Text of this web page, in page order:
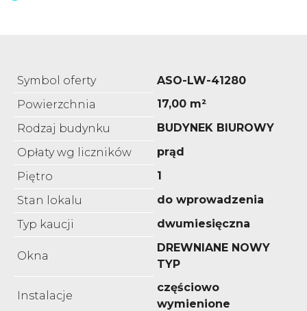
Symbol oferty
ASO-LW-41280
Powierzchnia
17,00 m²
Rodzaj budynku
BUDYNEK BIUROWY
Opłaty wg liczników
prąd
Piętro
1
Stan lokalu
do wprowadzenia
Typ kaucji
dwumiesięczna
Okna
DREWNIANE NOWY
TYP
Instalacje
częściowo
wymienione